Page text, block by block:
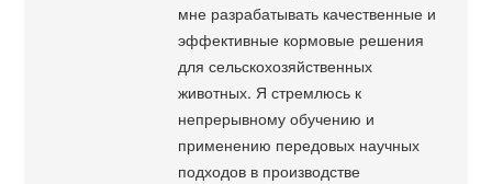
мне разрабатывать качественные и
эффективные кормовые решения
для сельскохозяйственных
животных. Я стремлюсь к
непрерывному обучению и
применению передовых научных
подходов в производстве